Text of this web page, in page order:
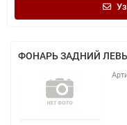
ФОНАРЬ ЗАДНИЙ